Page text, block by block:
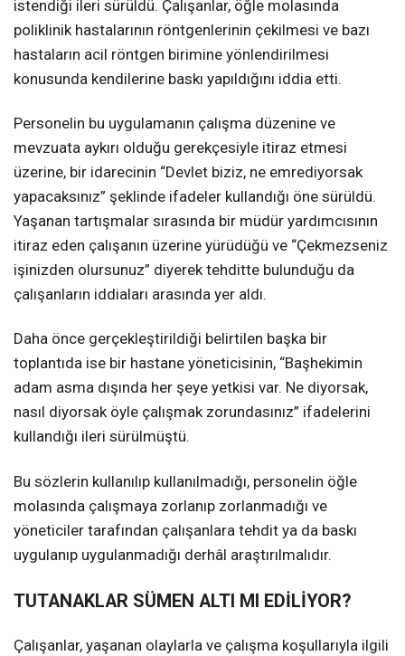
istendiği ileri sürüldü. Çalışanlar, öğle molasında
poliklinik hastalarının röntgenlerinin çekilmesi ve bazı
hastaların acil röntgen birimine yönlendirilmesi
konusunda kendilerine baskı yapıldığını iddia etti.
Personelin bu uygulamanın çalışma düzenine ve
mevzuata aykırı olduğu gerekçesiyle itiraz etmesi
üzerine, bir idarecinin “Devlet biziz, ne emrediyorsak
yapacaksınız” şeklinde ifadeler kullandığı öne sürüldü.
Yaşanan tartışmalar sırasında bir müdür yardımcısının
itiraz eden çalışanın üzerine yürüdüğü ve “Çekmezseniz
işinizden olursunuz” diyerek tehditte bulunduğu da
çalışanların iddiaları arasında yer aldı.
Daha önce gerçekleştirildiği belirtilen başka bir
toplantıda ise bir hastane yöneticisinin, “Başhekimin
adam asma dışında her şeye yetkisi var. Ne diyorsak,
nasıl diyorsak öyle çalışmak zorundasınız” ifadelerini
kullandığı ileri sürülmüştü.
Bu sözlerin kullanılıp kullanılmadığı, personelin öğle
molasında çalışmaya zorlanıp zorlanmadığı ve
yöneticiler tarafından çalışanlara tehdit ya da baskı
uygulanıp uygulanmadığı derhâl araştırılmalıdır.
TUTANAKLAR SÜMEN ALTI MI EDİLİYOR?
Çalışanlar, yaşanan olaylarla ve çalışma koşullarıyla ilgili